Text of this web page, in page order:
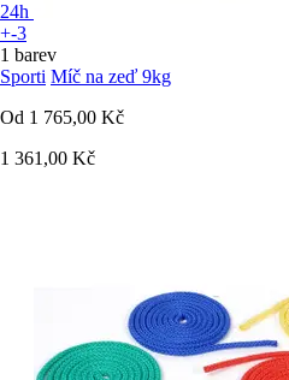
24h
+-3
1 barev
Sporti Míč na zeď 9kg
Od 1 765,00 Kč
1 361,00 Kč